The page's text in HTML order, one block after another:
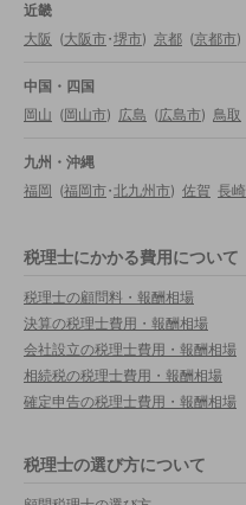
近畿
大阪 (大阪市・堺市) 京都 (京都市)
中国・四国
岡山 (岡山市) 広島 (広島市) 鳥取
九州・沖縄
福岡 (福岡市・北九州市) 佐賀 長崎
税理士にかかる費用について
税理士の顧問料・報酬相場
決算の税理士費用・報酬相場
会社設立の税理士費用・報酬相場
相続税の税理士費用・報酬相場
確定申告の税理士費用・報酬相場
税理士の選び方について